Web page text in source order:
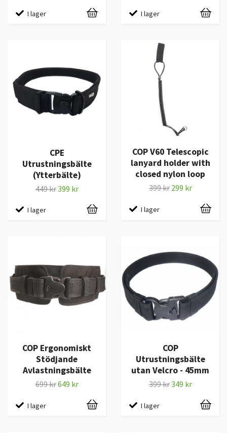
I lager I lager
CPE
Utrustningsbälte
(Ytterbälte)
449 kr399 kr
I lager
COP V60 Telescopic
lanyard holder with
closed nylon loop
399 kr 299 kr
I lager
COP Ergonomiskt
Stödjande
Avlastningsbälte
699 kr649 kr
I lager
COP
Utrustningsbälte
utan Velcro - 45mm
399 kr349 kr
I lager